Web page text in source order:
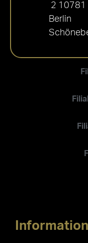
2 10781
Berlin